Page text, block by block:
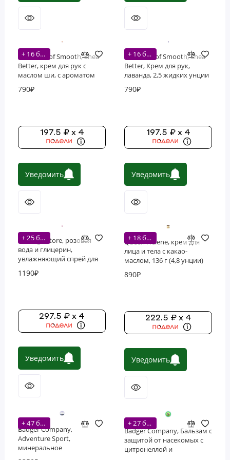
+ 16 бонусов
Evolution of Smooth, Shea
Better, крем для рук с
маслом ши, с ароматом
790₽
197.5 ₽ x 4
Уведомить
+ 16 бонусов
Evolution of Smooth, Shea
Better, Крем для рук,
лаванда, 2,5 жидких унции
790₽
197.5 ₽ x 4
Уведомить
+ 25 бонусов
Heritage Store, розовая
вода и глицерин,
увлажняющий спрей для
унции)
1190₽
297.5 ₽ x 4
Уведомить
+ 18 бонусов
Queen Helene, крем для
лица и тела с какао-
маслом, 136 г (4,8 унции)
890₽
222.5 ₽ x 4
Уведомить
+ 47 бонусов
Badger Company,
Adventure Sport,
минеральное
+ 27 бонусов
Badger Company, Бальзам с
защитой от насекомых с
цитронеллой и